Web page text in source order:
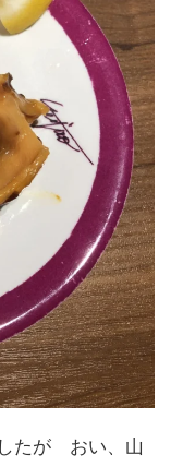
たが おい、山